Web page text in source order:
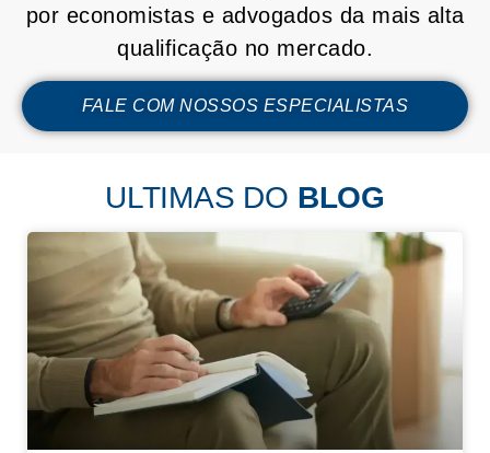
por economistas e advogados da mais alta
qualificação no mercado.
FALE COM NOSSOS ESPECIALISTAS
ULTIMAS DO BLOG